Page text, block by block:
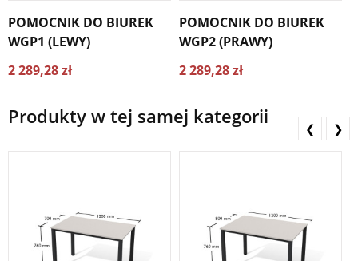
POMOCNIK DO BIUREK
WGP1 (LEWY)
2 289,28 zł
POMOCNIK DO BIUREK
WGP2 (PRAWY)
2 289,28 zł
Produkty w tej samej kategorii
❮ ❯